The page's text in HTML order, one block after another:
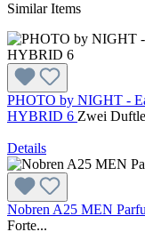
Similar Items
PHOTO by NIGHT -
HYBRID 6 Zwei
Details
Nobren A25 MEN
Forte...